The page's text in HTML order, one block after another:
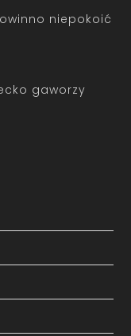
niepokoić
gaworzy